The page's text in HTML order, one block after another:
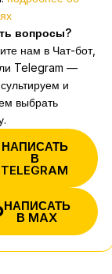
вопросы?
нам в Чат-бот,
Telegram —
и
выбрать
НАПИСАТЬ
В
TELEGRAM
НАПИСАТЬ
В MAX